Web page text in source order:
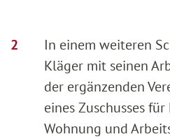
In einem weiteren
Kläger mit seinen
der ergänzenden
eines Zuschusses
Wohnung und